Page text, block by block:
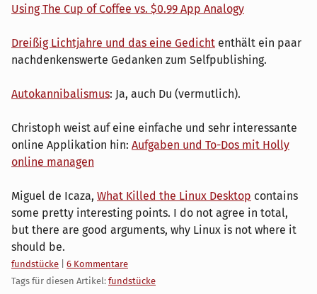
Using The Cup of Coffee vs. $0.99 App Analogy
Dreißig Lichtjahre und das eine Gedicht enthält ein paar
nachdenkenswerte Gedanken zum Selfpublishing.
Autokannibalismus: Ja, auch Du (vermutlich).
Christoph weist auf eine einfache und sehr interessante
online Applikation hin: Aufgaben und To-Dos mit Holly
online managen
Miguel de Icaza, What Killed the Linux Desktop contains
some pretty interesting points. I do not agree in total,
but there are good arguments, why Linux is not where it
should be.
Kategorien:
fundstücke
6 Kommentare
Tags für diesen Artikel: fundstücke